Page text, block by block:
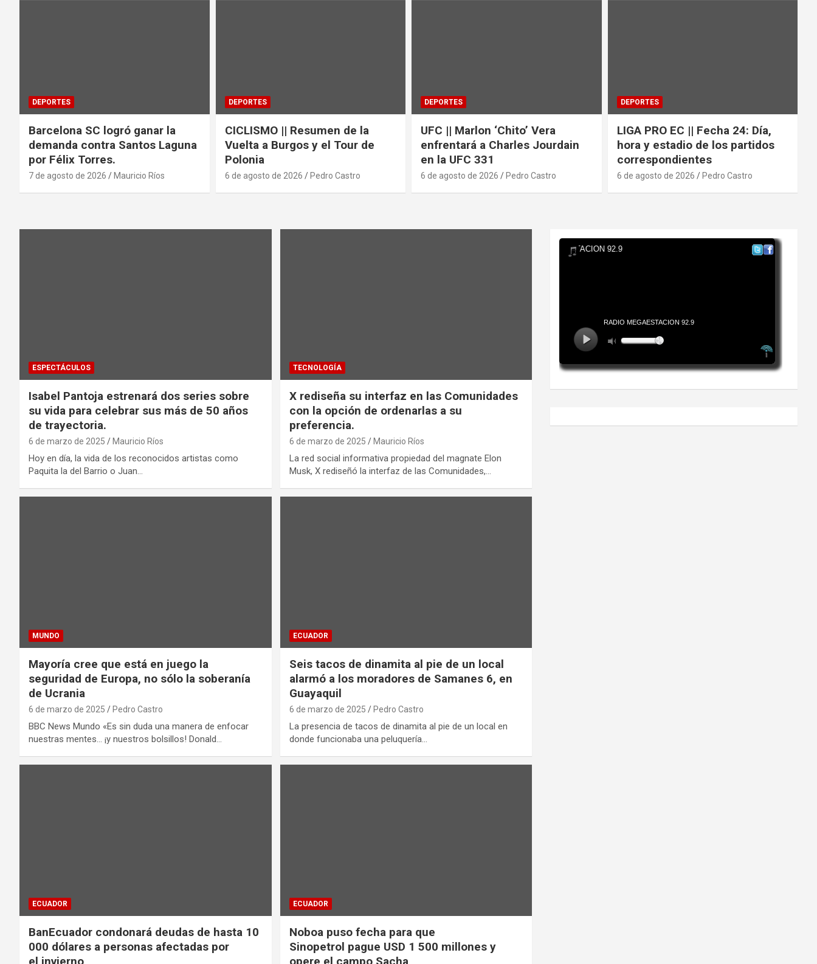
DEPORTES
Barcelona SC logró ganar la
demanda contra Santos Laguna
por Félix Torres.
7 de agosto de 2026 Mauricio Ríos
DEPORTES
CICLISMO || Resumen de la
Vuelta a Burgos y el Tour de
Polonia
6 de agosto de 2026 Pedro Castro
DEPORTES
UFC || Marlon ‘Chito’ Vera
enfrentará a Charles Jourdain
en la UFC 331
6 de agosto de 2026 Pedro Castro
DEPORTES
LIGA PRO EC || Fecha 24: Día,
hora y estadio de los partidos
correspondientes
6 de agosto de 2026 Pedro Castro
ESPECTÁCULOS
Isabel Pantoja estrenará dos series sobre
su vida para celebrar sus más de 50 años
de trayectoria.
6 de marzo de 2025 Mauricio Ríos
Hoy en día, la vida de los reconocidos artistas como
Paquita la del Barrio o Juan…
TECNOLOGÍA
X rediseña su interfaz en las Comunidades
con la opción de ordenarlas a su
preferencia.
6 de marzo de 2025 Mauricio Ríos
La red social informativa propiedad del magnate Elon
Musk, X rediseñó la interfaz de las Comunidades,…
MUNDO
Mayoría cree que está en juego la
seguridad de Europa, no sólo la soberanía
de Ucrania
6 de marzo de 2025 Pedro Castro
BBC News Mundo «Es sin duda una manera de enfocar
nuestras mentes… ¡y nuestros bolsillos! Donald…
ECUADOR
Seis tacos de dinamita al pie de un local
alarmó a los moradores de Samanes 6, en
Guayaquil
6 de marzo de 2025 Pedro Castro
La presencia de tacos de dinamita al pie de un local en
donde funcionaba una peluquería…
ECUADOR
BanEcuador condonará deudas de hasta 10
000 dólares a personas afectadas por
el invierno
ECUADOR
Noboa puso fecha para que
Sinopetrol pague USD 1 500 millones y
opere el campo Sacha